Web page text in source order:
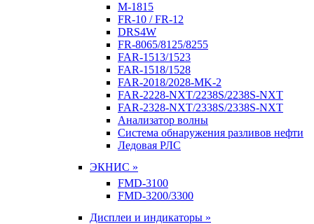
M-1815
FR-10 / FR-12
DRS4W
FR-8065/8125/8255
FAR-1513/1523
FAR-1518/1528
FAR-2018/2028-MK-2
FAR-2228-NXT/2238S/2238S-NXT
FAR-2328-NXT/2338S/2338S-NXT
Анализатор волны
Система обнаружения разливов нефти
Ледовая РЛС
ЭКНИС »
FMD-3100
FMD-3200/3300
Дисплеи и индикаторы »